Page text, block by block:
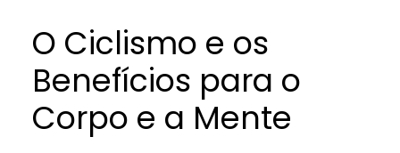
O Ciclismo e os
Benefícios para o
Corpo e a Mente